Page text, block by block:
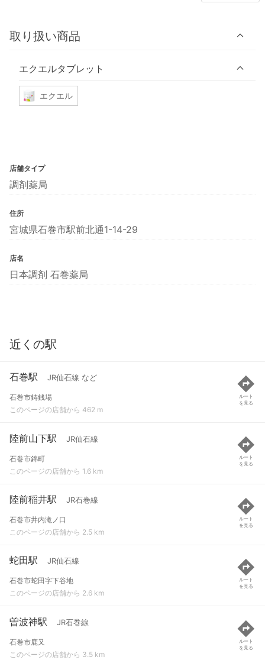
取り扱い商品
エクエルタブレット
エクエル
店舗タイプ
調剤薬局
住所
宮城県石巻市駅前北通1-14-29
店名
日本調剤 石巻薬局
近くの駅
石巻駅 JR仙石線 など
石巻市鋳銭場
このページの店舗から 462 m
ルート
を見る
陸前山下駅 JR仙石線
石巻市錦町
このページの店舗から 1.6 km
ルート
を見る
陸前稲井駅 JR石巻線
石巻市井内滝ノ口
このページの店舗から 2.5 km
ルート
を見る
蛇田駅 JR仙石線
石巻市蛇田字下谷地
このページの店舗から 2.6 km
ルート
を見る
曽波神駅 JR石巻線
石巻市鹿又
このページの店舗から 3.5 km
ルート
を見る